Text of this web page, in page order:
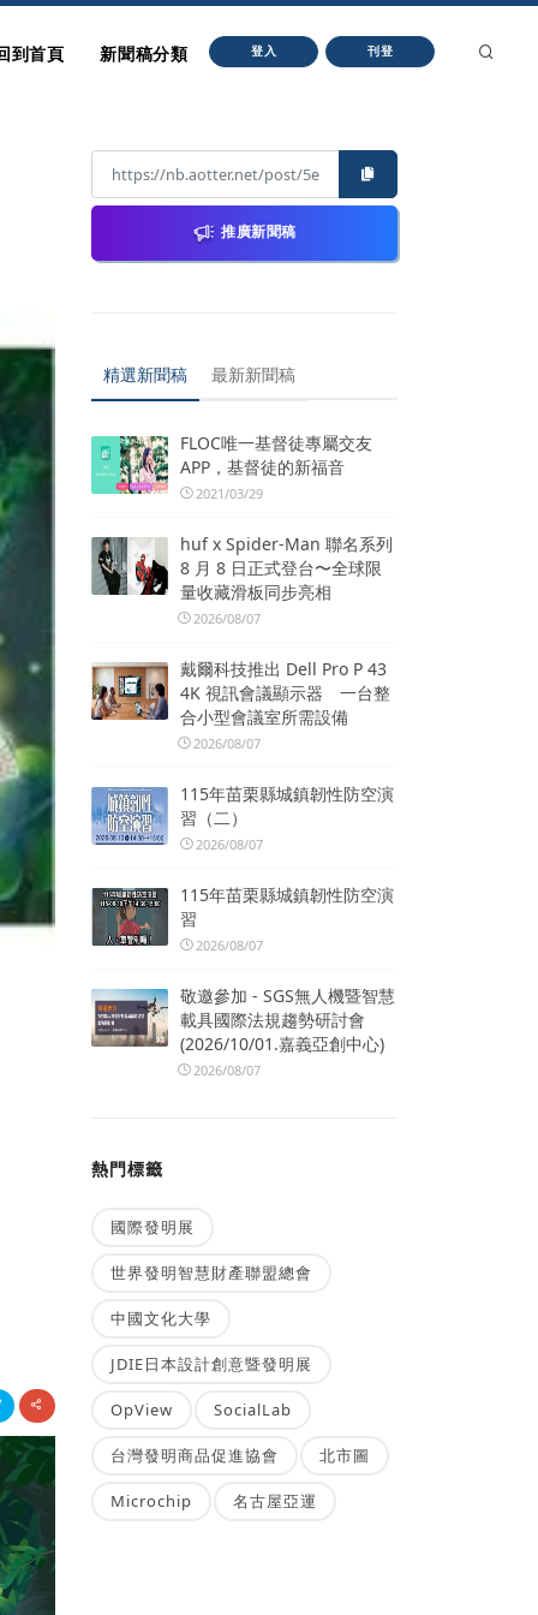
到首頁 新聞稿分類 登入 刊登
推廣新聞稿
精選新聞稿 最新新聞稿
FLOC唯一基督徒專屬交友
APP，基督徒的新福音
2021/03/29
huf x Spider-Man 聯名系列
8 月 8 日正式登台〜全球限
量收藏滑板同步亮相
2026/08/07
戴爾科技推出 Dell Pro P 43
4K 視訊會議顯示器 一台整
合小型會議室所需設備
2026/08/07
115年苗栗縣城鎮韌性防空演
習（二）
2026/08/07
115年苗栗縣城鎮韌性防空演
習
2026/08/07
敬邀參加 - SGS無人機暨智慧
載具國際法規趨勢研討會
(2026/10/01.嘉義亞創中心)
2026/08/07
熱門標籤
國際發明展
世界發明智慧財產聯盟總會
中國文化大學
JDIE日本設計創意暨發明展
OpView SocialLab
台灣發明商品促進協會 北市圖
Microchip 名古屋亞運